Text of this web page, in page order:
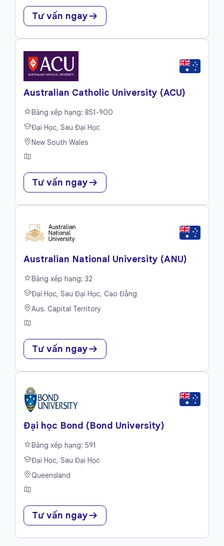
Tư vấn ngay
Australian Catholic University (ACU)
Bảng xếp hạng: 851-900
Đại Học, Sau Đại Học
New South Wales
Tư vấn ngay
Australian National University (ANU)
Bảng xếp hạng: 32
Đại Học, Sau Đại Học, Cao Đẳng
Aus. Capital Territory
Tư vấn ngay
Đại học Bond (Bond University)
Bảng xếp hạng: 591
Đại Học, Sau Đại Học
Queensland
Tư vấn ngay